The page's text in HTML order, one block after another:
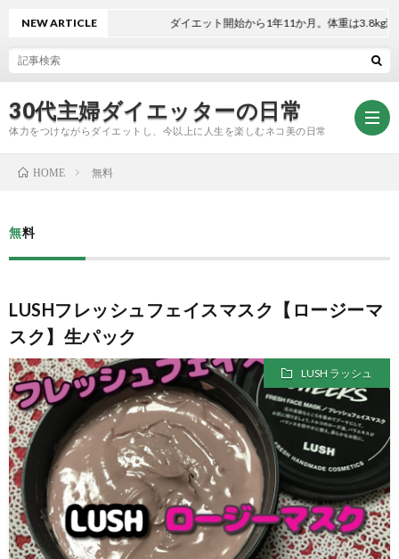
30代主婦ダイエッターの日常
体力をつけながらダイエットし、今以上に人生を楽しむネコ美の日常
問
い
合
せ
プ
ラ
イ
シ
ー
ポ
NEW ARTICLE ダイエット開始から1年11か月。体重は3.8kg減！
HOME 無料
無料
LUSHフレッシュフェイスマスク【ロージーマ
スク】生パック
LUSH ラッシュ